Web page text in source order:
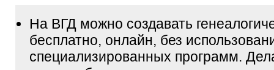
На ВГД можно создавать
бесплатно, онлайн, без
специализированных программ.